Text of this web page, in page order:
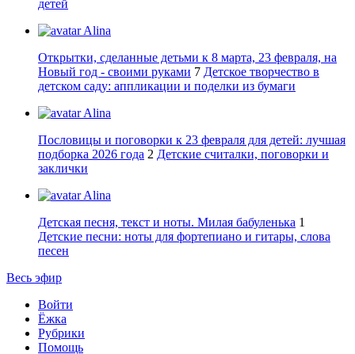
детей
Alina
Открытки, сделанные детьми к 8 марта, 23 февраля, на
Новый год - своими руками 7 Детское творчество в
детском саду: аппликации и поделки из бумаги
Alina
Пословицы и поговорки к 23 февраля для детей: лучшая
подборка 2026 года 2 Детские считалки, поговорки и
заклички
Alina
Детская песня, текст и ноты. Милая бабуленька 1
Детские песни: ноты для фортепиано и гитары, слова
песен
Весь эфир
Войти
Ёжка
Рубрики
Помощь